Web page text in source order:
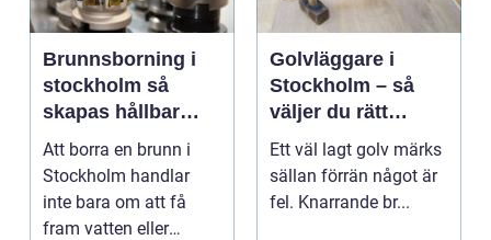
Brunnsborning i
stockholm så
skapas hållbar
tillgång till vatten
och energi
Att borra en brunn i
Stockholm handlar
inte bara om att få
fram vatten eller
Golvläggare i
Stockholm – så
väljer du rätt
hantverkare för
hållbara golv
Ett väl lagt golv märks
sällan förrän något är
fel. Knarrande br...